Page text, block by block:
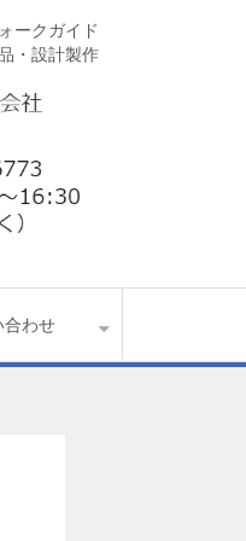
ークガイド
・設計製作
合わせ